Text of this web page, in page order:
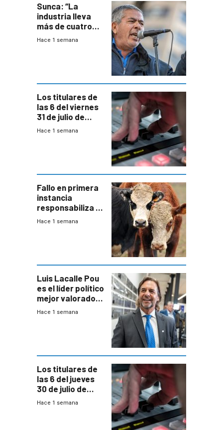
Sunca: “La
industria lleva
más de cuatro
meses sin
Hace 1 semana
Los titulares de
las 6 del viernes
31 de julio de
2026
Hace 1 semana
Fallo en primera
instancia
responsabiliza al
Estado por falta
Hace 1 semana
Luis Lacalle Pou
es el líder político
mejor valorado
del país, según
Hace 1 semana
Los titulares de
las 6 del jueves
30 de julio de
2026
Hace 1 semana